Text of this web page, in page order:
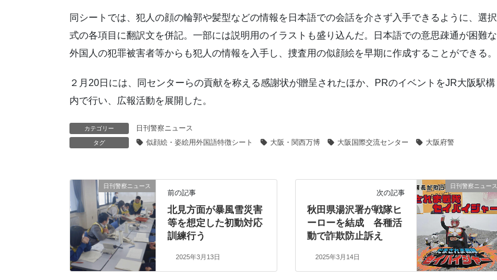
同シートでは、犯人の顔の輪郭や髪型などの情報を日本語での会話を介さず入手できるように、選択
式の各項目に翻訳文を併記。一部には説明用のイラストも盛り込んだ。日本語での意思疎通が困難な
外国人の犯罪被害者等からも犯人の情報を入手し、捜査用の似顔絵を早期に作成することができる。
２月20日には、同センターらの貢献を称える感謝状が贈呈されたほか、PRのイベントをJR大阪駅構
内で行い、広報活動を展開した。
カテゴリー 日刊警察ニュース
タグ 似顔絵・姿絵用外国語特徴シート 大阪・関西万博 大阪国際交流センター 大阪府警
日刊警察ニュース
前の記事
北見方面が暴風雪災害
等を想定した初動対応
訓練行う
2025年3月13日
日刊警察ニュース
次の記事
秋田県湯沢署が戦隊ヒ
ーローを結成 各種活
動で詐欺防止訴え
2025年3月14日